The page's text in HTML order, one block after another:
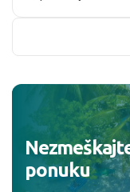
s hviezdičkou. ​Už
ponuku